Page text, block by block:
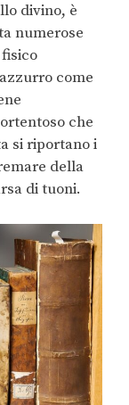
divino, è
numerose
come
che
si riportano i
della
di tuoni.